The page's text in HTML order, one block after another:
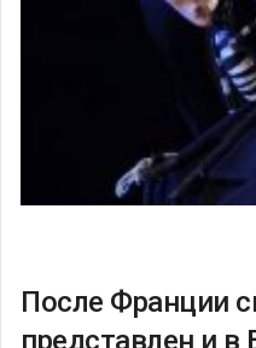
После Франции
представлен и в